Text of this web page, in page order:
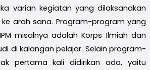
varian kegiatan yang dilaksanakan
ke arah sana. Program-program yang
misalnya adalah Korps Ilmiah dan
di kalangan pelajar. Selain program-
pertama kali didirikan ada, yaitu